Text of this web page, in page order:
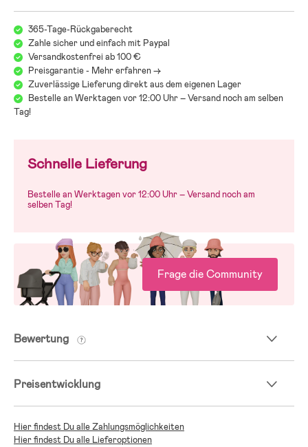
- Styropor, Polyester, PP-Kunststoff.
365-Tage-Rückgaberecht
Zahle sicher und einfach mit Paypal
Versandkostenfrei ab 100 €
Preisgarantie - Mehr erfahren ->
Zuverlässige Lieferung direkt aus dem eigenen Lager
Bestelle an Werktagen vor 12:00 Uhr – Versand noch am selben
Tag!
Schnelle Lieferung
Bestelle an Werktagen vor 12:00 Uhr – Versand noch am
selben Tag!
Frage die Community
Bewertung
Preisentwicklung
Hier findest Du alle Zahlungsmöglichkeiten
Hier findest Du alle Lieferoptionen